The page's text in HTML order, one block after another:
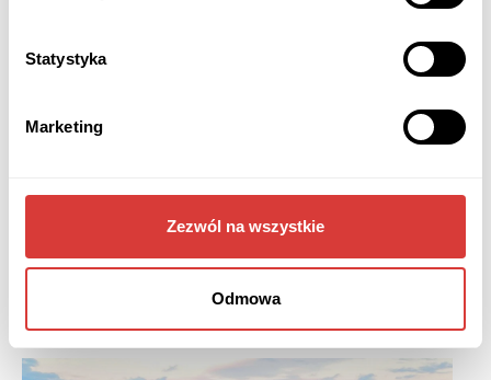
Statystyka
Marketing
Zezwól na wszystkie
Odmowa
Węgry – busem odkrywamy na nowo kraj Puskasa i
Tokaju